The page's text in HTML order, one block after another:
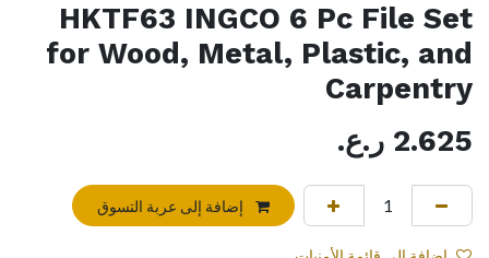
HKTF63 INGCO 6 Pc File Set
for Wood, Metal, Plastic, and
Carpentry
2.625 ر.ع.
إضافة إلى عربة التسوق